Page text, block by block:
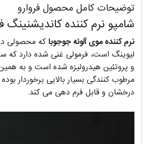
توضیحات کامل محصول فروارو
شامپو نرم کننده کاندیشنینگ
نرم کننده موی آلوئه جوجوباکه محصولی
و پروتئین هیدرولیزه شده است و به
مرطوب کنندگی بسیار بالایی برخوردار
درخشان و قابل فرم دهی می کند.